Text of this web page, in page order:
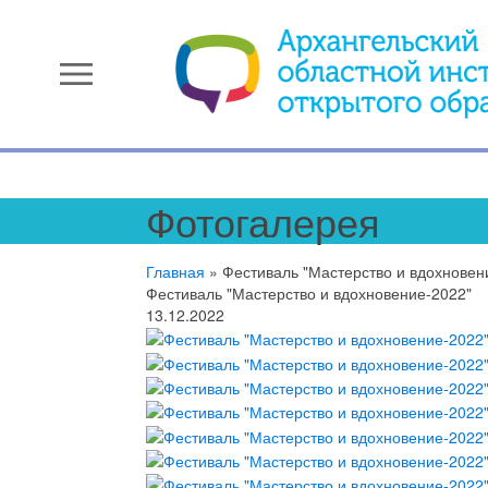
menu
Фотогалерея
Главная »Фестиваль "Мастерство и
Фестиваль "Мастерство и вдохновение-2022"
13.12.2022